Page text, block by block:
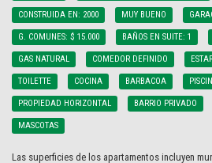
CONSTRUIDA EN: 2000 MUY BUENO
G. COMUNES: $ 15.000 BAÑOS EN SUITE: 1
GAS NATURAL COMEDOR DEFINIDO
TOILETTE COCINA BARBACOA
PROPIEDAD HORIZONTAL BARRIO PRIVADO
MASCOTAS
Las superficies de los apartamentos incluyen